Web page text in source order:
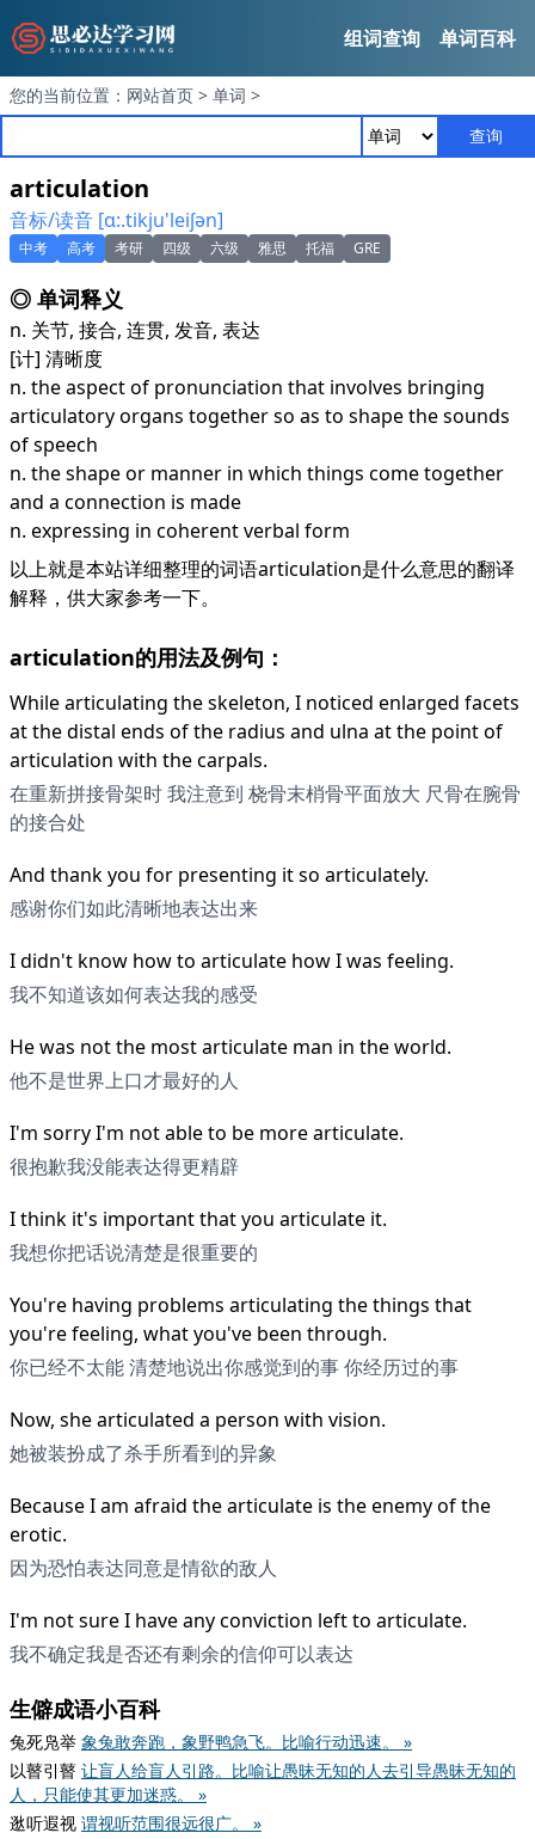
组词查询 单词百科
您的当前位置： 网站首页 > 单词 >
查询
articulation
音标/读音 [ɑ:.tikju'leiʃәn]
中考 高考 考研 四级 六级 雅思 托福 GRE
◎ 单词释义
n. 关节, 接合, 连贯, 发音, 表达
[计] 清晰度
n. the aspect of pronunciation that involves bringing
articulatory organs together so as to shape the sounds
of speech
n. the shape or manner in which things come together
and a connection is made
n. expressing in coherent verbal form
以上就是本站详细整理的词语articulation是什么意思的翻译
解释，供大家参考一下。
articulation的用法及例句：
While articulating the skeleton, I noticed enlarged facets
at the distal ends of the radius and ulna at the point of
articulation with the carpals.
在重新拼接骨架时 我注意到 桡骨末梢骨平面放大 尺骨在腕骨
的接合处
And thank you for presenting it so articulately.
感谢你们如此清晰地表达出来
I didn't know how to articulate how I was feeling.
我不知道该如何表达我的感受
He was not the most articulate man in the world.
他不是世界上口才最好的人
I'm sorry I'm not able to be more articulate.
很抱歉我没能表达得更精辟
I think it's important that you articulate it.
我想你把话说清楚是很重要的
You're having problems articulating the things that
you're feeling, what you've been through.
你已经不太能 清楚地说出你感觉到的事 你经历过的事
Now, she articulated a person with vision.
她被装扮成了杀手所看到的异象
Because I am afraid the articulate is the enemy of the
erotic.
因为恐怕表达同意是情欲的敌人
I'm not sure I have any conviction left to articulate.
我不确定我是否还有剩余的信仰可以表达
生僻成语小百科
兔死凫举 象兔敢奔跑，象野鸭急飞。比喻行动迅速。 »
以瞽引瞽 让盲人给盲人引路。比喻让愚昧无知的人去引导愚昧无知的
人，只能使其更加迷惑。 »
逖听遐视 谓视听范围很远很广。 »